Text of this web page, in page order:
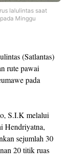
lalulintas saat
Minggu
(Satlantas)
rute pawai
pada
S.I.K melalui
Hendriyatna,
sejumlah 30
20 titik ruas